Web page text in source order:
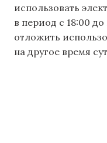
использовать
в период с 18:00
отложить
на другое время